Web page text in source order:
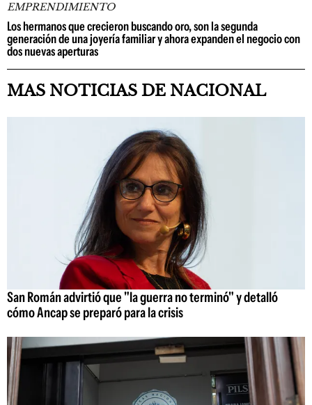
EMPRENDIMIENTO
Los hermanos que crecieron buscando oro, son la segunda
generación de una joyería familiar y ahora expanden el negocio con
dos nuevas aperturas
MAS NOTICIAS DE NACIONAL
San Román advirtió que "la guerra no terminó" y detalló
cómo Ancap se preparó para la crisis